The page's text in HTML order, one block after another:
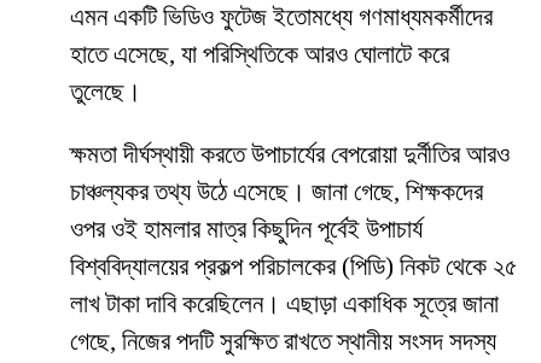
এমন একটি ভিডিও ফুটেজ ইতোমধ্যে গণমাধ্যমকর্মীদের
হাতে এসেছে, যা পরিস্থিতিকে আরও ঘোলাটে করে
তুলেছে।
​ক্ষমতা দীর্ঘস্থায়ী করতে উপাচার্যের বেপরোয়া দুর্নীতির আরও
চাঞ্চল্যকর তথ্য উঠে এসেছে। জানা গেছে, শিক্ষকদের
ওপর ওই হামলার মাত্র কিছুদিন পূর্বেই উপাচার্য
বিশ্ববিদ্যালয়ের প্রকল্প পরিচালকের (পিডি) নিকট থেকে ২৫
লাখ টাকা দাবি করেছিলেন। এছাড়া একাধিক সূত্রে জানা
গেছে, নিজের পদটি সুরক্ষিত রাখতে স্থানীয় সংসদ সদস্য